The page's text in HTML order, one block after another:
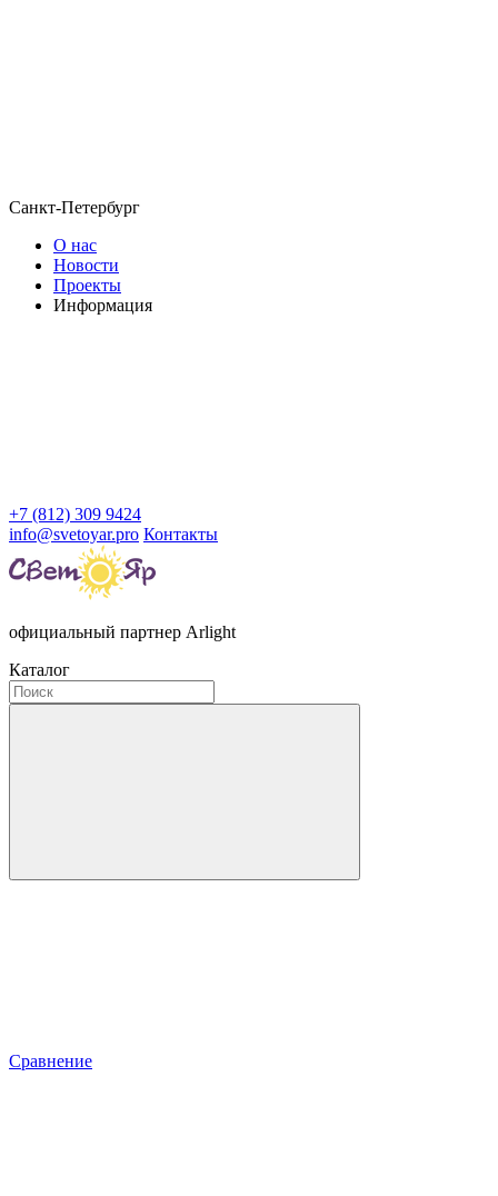
Санкт-Петербург
О нас
Новости
Проекты
Информация
+7 (812) 309 9424
info@svetoyar.pro Контакты
официальный партнер Arlight
Каталог
Сравнение